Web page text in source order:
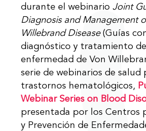
durante el webinario Joint
Diagnosis and Management
Willebrand Disease(Guías
diagnóstico y tratamiento
enfermedad de Von
serie de webinarios de salud
trastornos hematológicos,
Webinar Series on Blood
presentada por los Centros
y Prevención de